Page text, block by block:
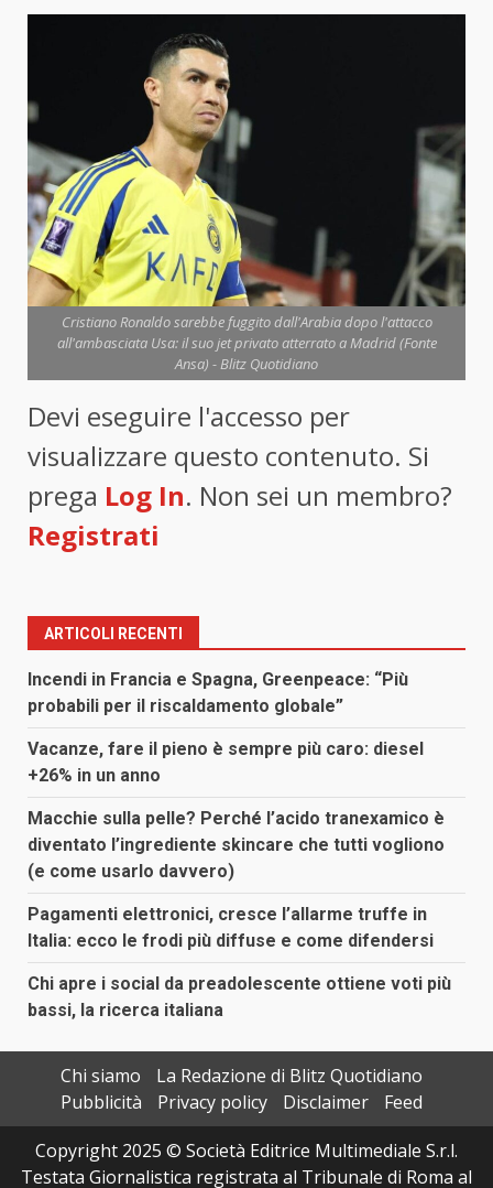
Cristiano Ronaldo sarebbe fuggito dall'Arabia dopo l'attacco
all'ambasciata Usa: il suo jet privato atterrato a Madrid (Fonte
Ansa) - Blitz Quotidiano
Devi eseguire l'accesso per
visualizzare questo contenuto. Si
prega Log In. Non sei un membro?
Registrati
ARTICOLI RECENTI
Incendi in Francia e Spagna, Greenpeace: “Più
probabili per il riscaldamento globale”
Vacanze, fare il pieno è sempre più caro: diesel
+26% in un anno
Macchie sulla pelle? Perché l’acido tranexamico è
diventato l’ingrediente skincare che tutti vogliono
(e come usarlo davvero)
Pagamenti elettronici, cresce l’allarme truffe in
Italia: ecco le frodi più diffuse e come difendersi
Chi apre i social da preadolescente ottiene voti più
bassi, la ricerca italiana
Chi siamo
La Redazione di Blitz Quotidiano
Pubblicità
Privacy policy Disclaimer
Feed
Copyright 2025 © Società Editrice Multimediale S.r.l.
Testata Giornalistica registrata al Tribunale di Roma al